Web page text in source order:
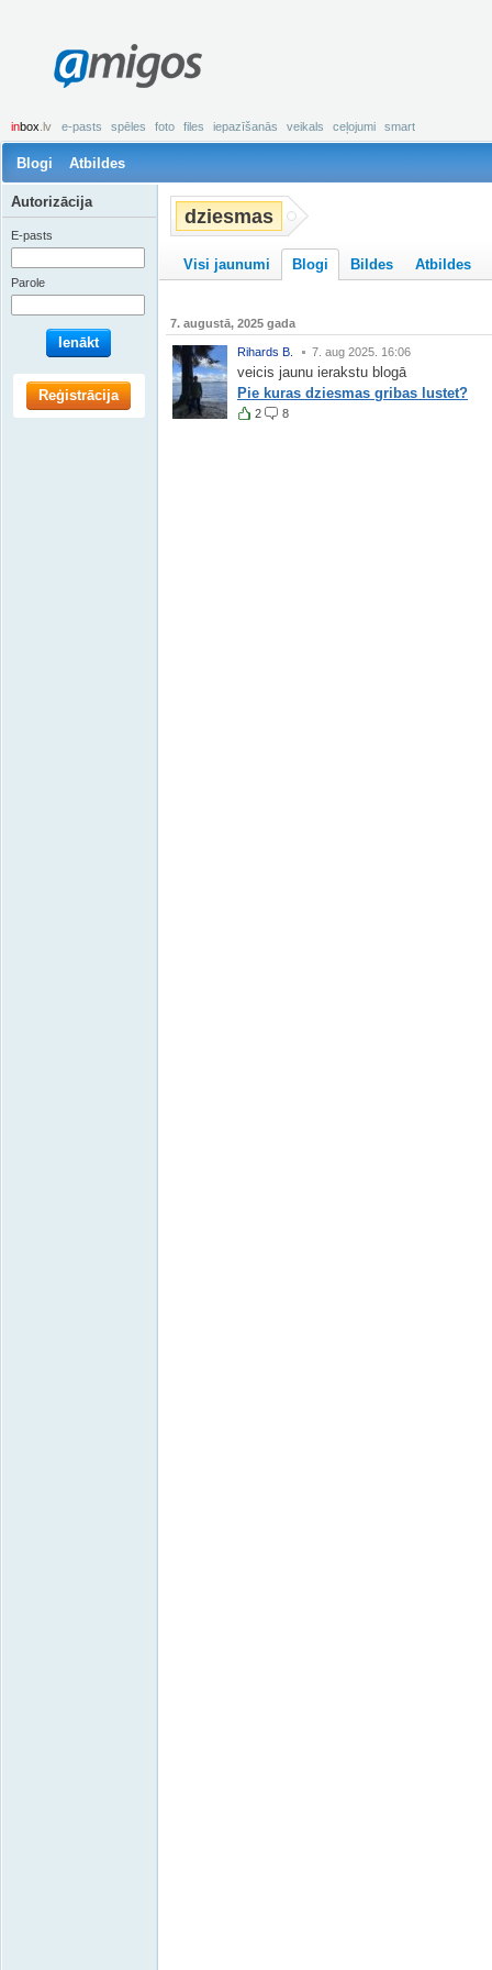
amigos
inbox .lv e-pasts spēles foto files iepazīšanās veikals ceļojumi smart
Blogi Atbildes
dziesmas
Visi jaunumi Blogi Bildes Atbildes
7. augustā, 2025 gada
Rihards B. 7. aug 2025. 16:06
veicis jaunu ierakstu blogā
Pie kuras dziesmas gribas lustet?
2 8
Autorizācija
E-pasts
Parole
Ienākt
Reģistrācija